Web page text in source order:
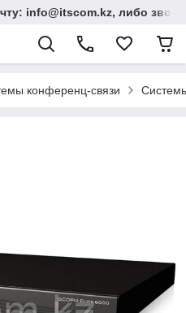
info@itscom.kz, либо
конференц-связи